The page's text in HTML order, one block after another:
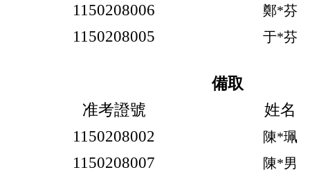
1150208006 鄭*芬
1150208005 于*芬
備取
准考證號
姓名
1150208002
陳*珮
1150208007 陳*男